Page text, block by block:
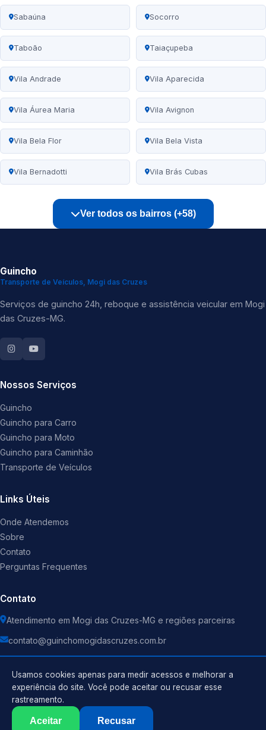
Sabaúna Socorro
Taboão Taiaçupeba
Vila Andrade Vila Aparecida
Vila Áurea Maria Vila Avignon
Vila Bela Flor Vila Bela Vista
Vila Bernadotti Vila Brás Cubas
Ver todos os bairros (+58)
Guincho
Transporte de Veículos, Mogi das Cruzes
Serviços de guincho 24h, reboque e assistência veicular em Mogi
das Cruzes-MG.
Nossos Serviços
Guincho
Guincho para Carro
Guincho para Moto
Guincho para Caminhão
Transporte de Veículos
Links Úteis
Onde Atendemos
Sobre
Contato
Perguntas Frequentes
Contato
Atendimento em Mogi das Cruzes-MG e regiões parceiras
contato@guinchomogidascruzes.com.br
Guincho . Todos os direitos reservados.
Usamos cookies apenas para medir acessos e melhorar a
experiência do site. Você pode aceitar ou recusar esse
rastreamento.
Aceitar Recusar